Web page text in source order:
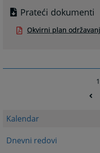
Kalendar
Dnevni redovi
Prateći dokumenti
Okvirni plan